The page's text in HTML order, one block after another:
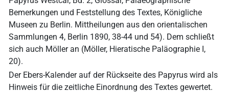
Bemerkungen und Feststellung des Textes, Königliche
Museen zu Berlin. Mittheilungen aus den orientalischen
Sammlungen 4, Berlin 1890, 38-44 und 54). Dem schließt
sich auch Möller an (Möller, Hieratische Paläographie I,
20).
Der Ebers-Kalender auf der Rückseite des Papyrus wird als
Hinweis für die zeitliche Einordnung des Textes gewertet.